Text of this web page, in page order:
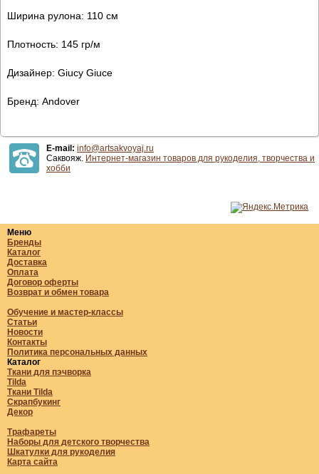
Ширина рулона: 110 см
Плотность: 145 гр/м
Дизайнер: Giucy Giuce
Бренд: Andover
E-mail: info@artsakvoyaj.ru
Саквояж. Интернет-магазин товаров для рукоделия, творчества и
хобби
Меню
Бренды
Каталог
Доставка
Оплата
Договор оферты
Возврат и обмен товара
Обучение и мастер-классы
Статьи
Новости
Контакты
Политика персональных данных
Каталог
Ткани для пэчворка
Tilda
Ткани Tilda
Скрапбукинг
Декор
Трафареты
Наборы для детского творчества
Шкатулки для рукоделия
Карта сайта